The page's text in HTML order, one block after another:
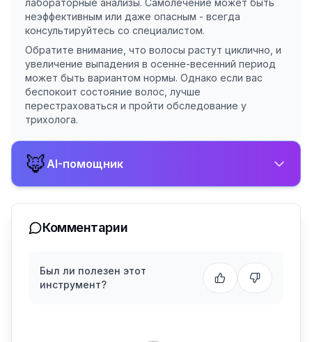
лабораторные анализы. Самолечение может быть
неэффективным или даже опасным - всегда
консультируйтесь со специалистом.
Обратите внимание, что волосы растут циклично, и
увеличение выпадения в осенне-весенний период
может быть вариантом нормы. Однако если вас
беспокоит состояние волос, лучше
перестраховаться и пройти обследование у
трихолога.
🦊AI-помощник
Комментарии
Был ли полезен этот
инструмент?